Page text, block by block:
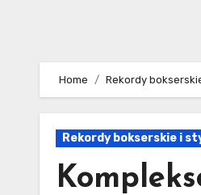
Home Rekordy
Rekordy bokserskie i